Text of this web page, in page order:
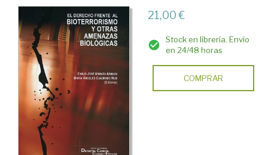
21,00 €
Stock en librería. Envío
en 24/48 horas
COMPRAR